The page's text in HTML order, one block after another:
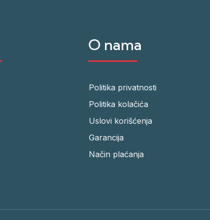
O nama
Politika privatnosti
Politika kolačića
Uslovi korišćenja
Garancija
Način plaćanja